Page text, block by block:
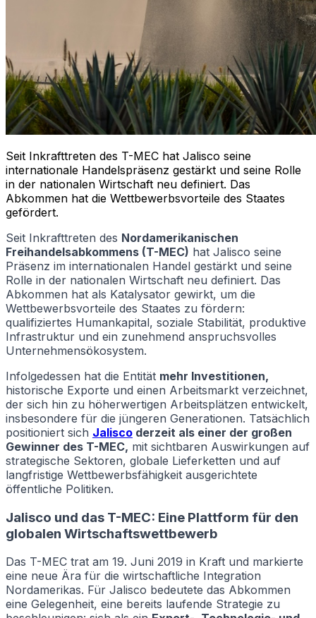
Seit Inkrafttreten des T-MEC hat Jalisco seine
internationale Handelspräsenz gestärkt und seine Rolle
in der nationalen Wirtschaft neu definiert. Das
Abkommen hat die Wettbewerbsvorteile des Staates
gefördert.
Seit Inkrafttreten des Nordamerikanischen
Freihandelsabkommens (T-MEC) hat Jalisco seine
Präsenz im internationalen Handel gestärkt und seine
Rolle in der nationalen Wirtschaft neu definiert. Das
Abkommen hat als Katalysator gewirkt, um die
Wettbewerbsvorteile des Staates zu fördern:
qualifiziertes Humankapital, soziale Stabilität, produktive
Infrastruktur und ein zunehmend anspruchsvolles
Unternehmensökosystem.
Infolgedessen hat die Entität mehr Investitionen,
historische Exporte und einen Arbeitsmarkt verzeichnet,
der sich hin zu höherwertigen Arbeitsplätzen entwickelt,
insbesondere für die jüngeren Generationen. Tatsächlich
positioniert sich Jalisco derzeit als einer der großen
Gewinner des T-MEC, mit sichtbaren Auswirkungen auf
strategische Sektoren, globale Lieferketten und auf
langfristige Wettbewerbsfähigkeit ausgerichtete
öffentliche Politiken.
Jalisco und das T-MEC: Eine Plattform für den
globalen Wirtschaftswettbewerb
Das T-MEC trat am 19. Juni 2019 in Kraft und markierte
eine neue Ära für die wirtschaftliche Integration
Nordamerikas. Für Jalisco bedeutete das Abkommen
eine Gelegenheit, eine bereits laufende Strategie zu